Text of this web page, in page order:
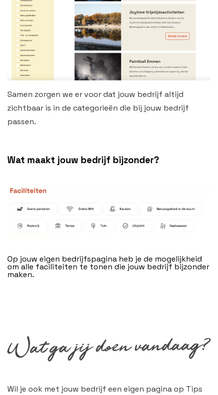
Samen zorgen we er voor dat jouw bedrijf altijd
zichtbaar is in de categorieën die bij jouw bedrijf
passen.
Wat maakt jouw bedrijf bijzonder?
Op jouw eigen bedrijfspagina heb je de mogelijkheid
om alle faciliteiten te tonen die jouw bedrijf bijzonder
maken.
Wil je ook met jouw bedrijf een eigen pagina op Tips